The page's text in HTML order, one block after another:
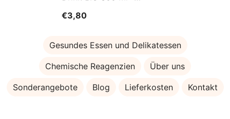
€3,80
Gesundes Essen und Delikatessen
Chemische Reagenzien Über uns
Sonderangebote Blog Lieferkosten Kontakt